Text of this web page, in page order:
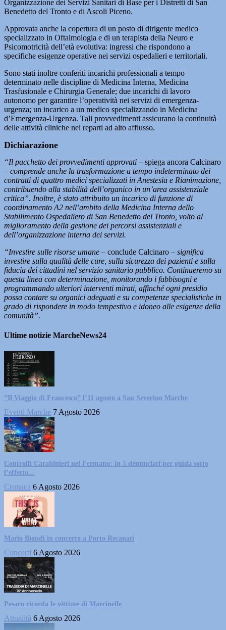
Organizzazione dei Servizi Sanitari di Base per i Distretti di San
Benedetto del Tronto e di Ascoli Piceno.
Approvata anche la copertura di un posto di dirigente medico
specializzato in Oftalmologia e di un terapista della Neuro e
Psicomotricità dell’età evolutiva: ingressi che rispondono a
specifiche esigenze operative nei servizi ospedalieri e territoriali.
Sono stati inoltre conferiti incarichi professionali a tempo
determinato nelle discipline di Medicina Interna, Medicina
Trasfusionale e Chirurgia Generale; due incarichi di lavoro
autonomo per garantire l’operatività nei servizi di emergenza-
urgenza; un incarico a un medico specializzando in Medicina
d’Emergenza-Urgenza. Tali provvedimenti assicurano la continuità
delle attività cliniche nei reparti ad alto afflusso.
Dichiarazione
“Il pacchetto dei provvedimenti approvati – spiega ancora Calcinaro
– comprende anche la trasformazione a tempo indeterminato dei
contratti di quattro medici specializzati in Anestesia e Rianimazione,
contribuendo alla stabilità dell’organico in un’area assistenziale
critica”. Inoltre, è stato attribuito un incarico di funzione di
coordinamento A2 nell’ambito della Medicina Interna dello
Stabilimento Ospedaliero di San Benedetto del Tronto, volto al
miglioramento della gestione dei percorsi assistenziali e
dell’organizzazione interna dei servizi.
“Investire sulle risorse umane – conclude Calcinaro – significa
investire sulla qualità delle cure, sulla sicurezza dei pazienti e sulla
fiducia dei cittadini nel servizio sanitario pubblico. Continueremo su
questa linea con determinazione, monitorando i fabbisogni e
programmando ulteriori interventi mirati, affinché ogni presidio
possa contare su organici adeguati e su competenze specialistiche in
grado di rispondere in modo tempestivo e idoneo alle esigenze della
comunità”.
Ultime notizie MarcheNews24
“Il Viaggio di Francesco” l’11 agosto a San Severino Marche
Eventi Marche 7 Agosto 2026
Controlli Carabinieri nel Fermano: in 5 denunciati per guida sotto
l’effetto...
Cronaca 6 Agosto 2026
Mario Biondi in concerto a Porto Recanati
Concerti 6 Agosto 2026
Pesaro ricorda le vittime di Marcinelle
Attualità 6 Agosto 2026